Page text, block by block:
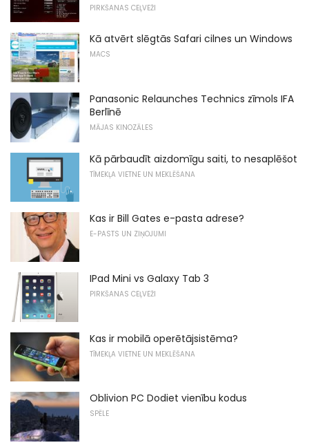
PIRKŠANAS CEĻVEŽI
Kā atvērt slēgtās Safari cilnes un Windows
MACS
Panasonic Relaunches Technics zīmols IFA
Berlīnē
MĀJAS KINOZĀLES
Kā pārbaudīt aizdomīgu saiti, to nesaplēšot
TĪMEKĻA VIETNE UN MEKLĒŠANA
Kas ir Bill Gates e-pasta adrese?
E-PASTS UN ZIŅOJUMI
IPad Mini vs Galaxy Tab 3
PIRKŠANAS CEĻVEŽI
Kas ir mobilā operētājsistēma?
TĪMEKĻA VIETNE UN MEKLĒŠANA
Oblivion PC Dodiet vienību kodus
SPĒLE